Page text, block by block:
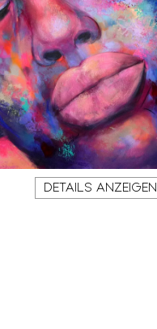
DETAILS ANZEIGEN